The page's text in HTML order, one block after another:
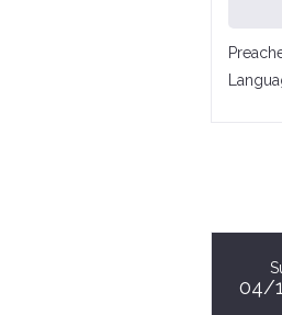
04/